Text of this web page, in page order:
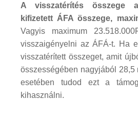
A visszatérítés összege
kifizetett ÁFA összege,
Vagyis maximum
visszaigényelni az ÁFÁ-t. Ha
visszatérített összeget, amit
összességében nagyjából 28,5
esetében tudod ezt a
kihasználni.